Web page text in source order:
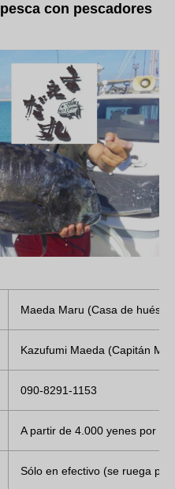
con pescadores
Maeda Maru (Casa de
Kazufumi Maeda (Capitán
090-8291-1153
A partir de 4.000 yenes por
Sólo en efectivo (se ruega